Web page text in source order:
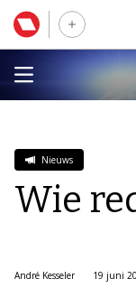
Nieuws
Wie
André Kesseler
19 juni